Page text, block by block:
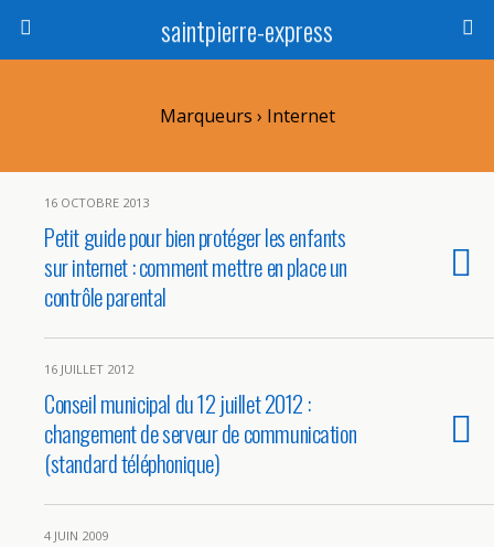
saintpierre-express
Marqueurs › Internet
16 OCTOBRE 2013
Petit guide pour bien protéger les enfants
sur internet : comment mettre en place un
contrôle parental
16 JUILLET 2012
Conseil municipal du 12 juillet 2012 :
changement de serveur de communication
(standard téléphonique)
4 JUIN 2009